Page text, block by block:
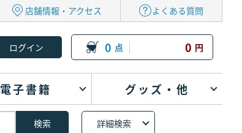
店舗情報・アクセス よくある質問
0 点 0 円
電子書籍 グッズ・他
詳細検索